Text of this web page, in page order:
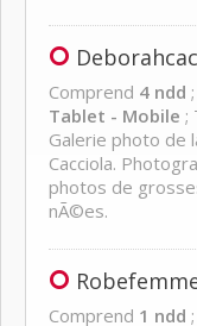
Comprend 4 ndd
Tablet - Mobile ;
Galerie photo de
Cacciola.
photos de
nÃ©es.
Comprend 1 ndd